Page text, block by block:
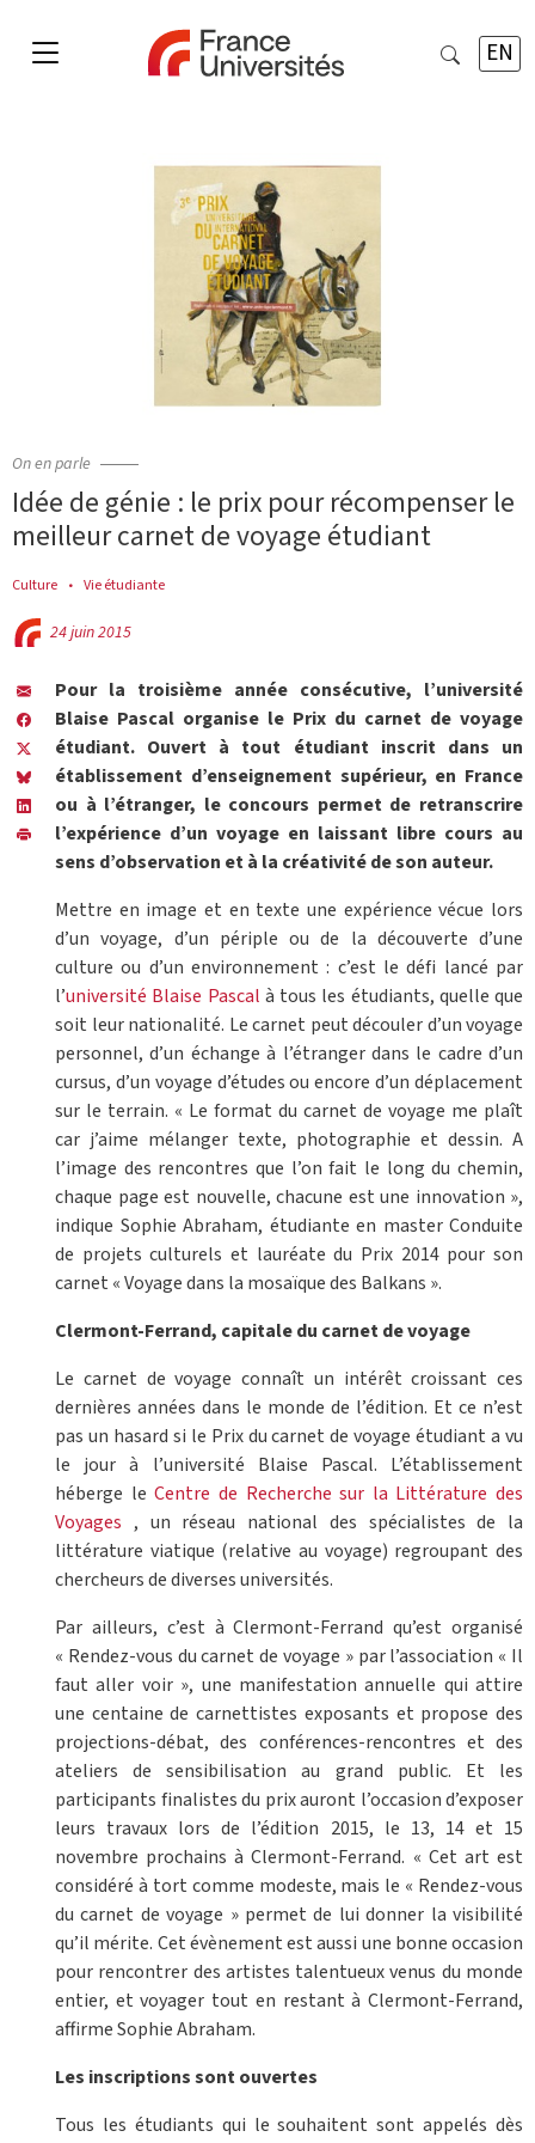
EN
On en parle
Idée de génie : le prix pour récompenser le
meilleur carnet de voyage étudiant
Culture Vie étudiante
24 juin 2015
Pour la troisième année consécutive, l’université
Blaise Pascal organise le Prix du carnet de voyage
étudiant. Ouvert à tout étudiant inscrit dans un
établissement d’enseignement supérieur, en France
ou à l’étranger, le concours permet de retranscrire
l’expérience d’un voyage en laissant libre cours au
sens d’observation et à la créativité de son auteur.
Mettre en image et en texte une expérience vécue lors
d’un voyage, d’un périple ou de la découverte d’une
culture ou d’un environnement : c’est le défi lancé par
l’université Blaise Pascal à tous les étudiants, quelle que
soit leur nationalité. Le carnet peut découler d’un voyage
personnel, d’un échange à l’étranger dans le cadre d’un
cursus, d’un voyage d’études ou encore d’un déplacement
sur le terrain. « Le format du carnet de voyage me plaît
car j’aime mélanger texte, photographie et dessin. A
l’image des rencontres que l’on fait le long du chemin,
chaque page est nouvelle, chacune est une innovation »,
indique Sophie Abraham, étudiante en master Conduite
de projets culturels et lauréate du Prix 2014 pour son
carnet « Voyage dans la mosaïque des Balkans ».
Clermont-Ferrand, capitale du carnet de voyage
Le carnet de voyage connaît un intérêt croissant ces
dernières années dans le monde de l’édition. Et ce n’est
pas un hasard si le Prix du carnet de voyage étudiant a vu
le jour à l’université Blaise Pascal. L’établissement
héberge le Centre de Recherche sur la Littérature des
Voyages , un réseau national des spécialistes de la
littérature viatique (relative au voyage) regroupant des
chercheurs de diverses universités.
Par ailleurs, c’est à Clermont-Ferrand qu’est organisé
« Rendez-vous du carnet de voyage » par l’association « Il
faut aller voir », une manifestation annuelle qui attire
une centaine de carnettistes exposants et propose des
projections-débat, des conférences-rencontres et des
ateliers de sensibilisation au grand public. Et les
participants finalistes du prix auront l’occasion d’exposer
leurs travaux lors de l’édition 2015, le 13, 14 et 15
novembre prochains à Clermont-Ferrand. « Cet art est
considéré à tort comme modeste, mais le « Rendez-vous
du carnet de voyage » permet de lui donner la visibilité
qu’il mérite. Cet évènement est aussi une bonne occasion
pour rencontrer des artistes talentueux venus du monde
entier, et voyager tout en restant à Clermont-Ferrand,
affirme Sophie Abraham.
Les inscriptions sont ouvertes
Tous les étudiants qui le souhaitent sont appelés dès